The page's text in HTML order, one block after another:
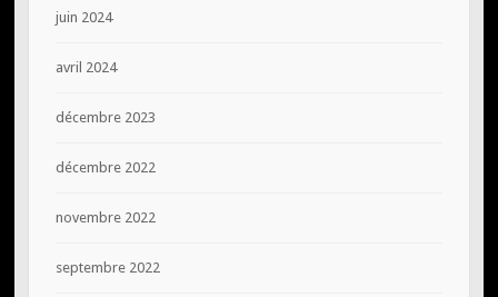
juin 2024
avril 2024
décembre 2023
décembre 2022
novembre 2022
septembre 2022